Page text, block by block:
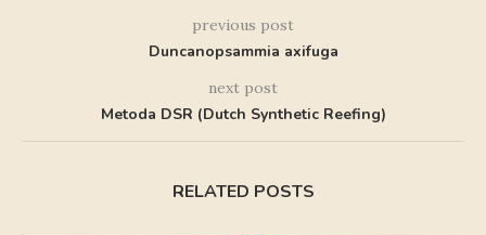
previous post
Duncanopsammia axifuga
next post
Metoda DSR (Dutch Synthetic Reefing)
RELATED POSTS